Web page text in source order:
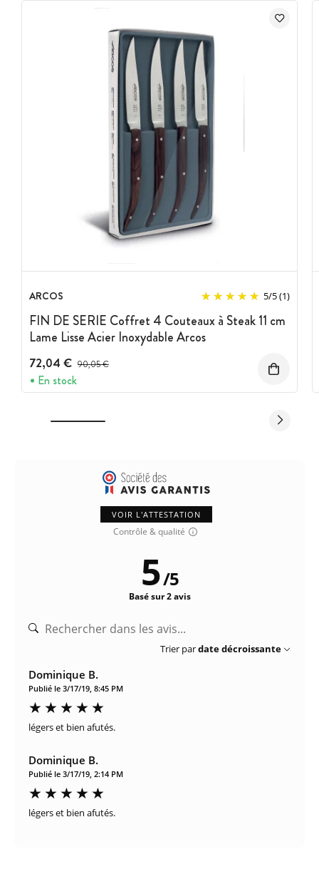
ARCOS 5/5(1)
FIN DE SERIE Coffret 4 Couteaux à Steak 11 cm
Lame Lisse Acier Inoxydable Arcos
72,04 € Prix avant réduction :
90,05 €
En stock
VOIR L'ATTESTATION
Contrôle & qualité
5/5
Basé sur 2 avis
Trier pardate décroissante
Dominique B.
Publié le 3/17/19, 8:45 PM
légers et bien afutés.
Dominique B.
Publié le 3/17/19, 2:14 PM
légers et bien afutés.